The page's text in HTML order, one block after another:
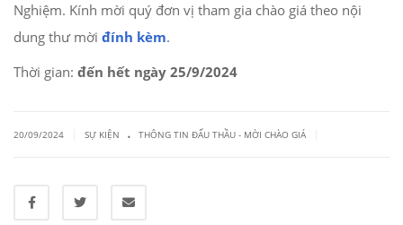
Nghiệm. Kính mời quý đơn vị tham gia chào giá theo nội
dung thư mời đính kèm.
Thời gian: đến hết ngày 25/9/2024
20/09/2024 SỰ KIỆN . THÔNG TIN ĐẤU THẦU - MỜI CHÀO GIÁ